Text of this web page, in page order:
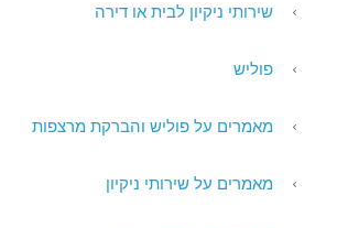
שירותי ניקיון לבית או דירה
פוליש
מאמרים על פוליש והברקת מרצפות
מאמרים על שירותי ניקיון